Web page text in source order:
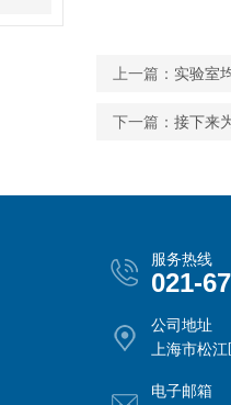
上一篇： 实验室
下一篇： 接下来
服务热线
021-
公司地址
上海市松
电子邮箱